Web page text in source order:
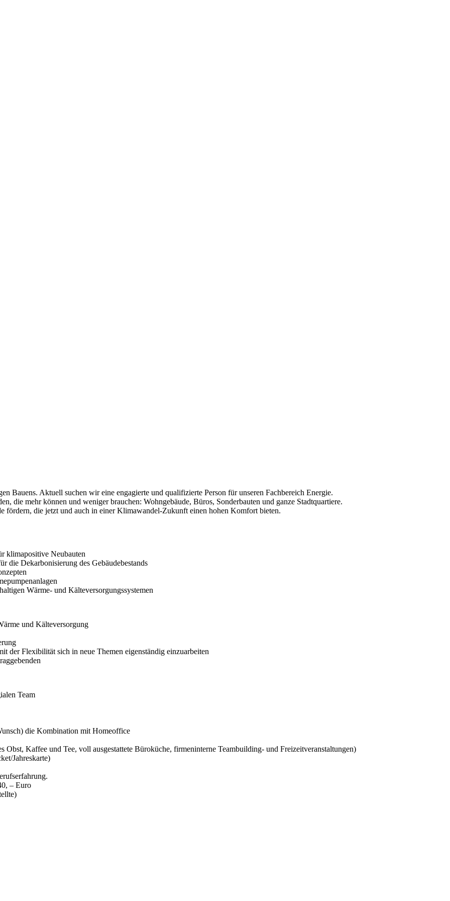
Bauens. Aktuell suchen wir eine engagierte und qualifizierte Person für unseren Fachbereich Energie.
die mehr können und weniger brauchen: Wohngebäude, Büros, Sonderbauten und ganze Stadtquartiere.
die jetzt und auch in einer Klimawandel-Zukunft einen hohen Komfort bieten.
klimapositive Neubauten
die Dekarbonisierung des Gebäudebestands
Wärme- und Kälteversorgungssystemen
und Kälteversorgung
der Flexibilität sich in neue Themen eigenständig einzuarbeiten
Team
die Kombination mit Homeoffice
Obst, Kaffee und Tee, voll ausgestattete Büroküche, firmeninterne Teambuilding- und Freizeitveranstaltungen)
Jahreskarte)
– Euro